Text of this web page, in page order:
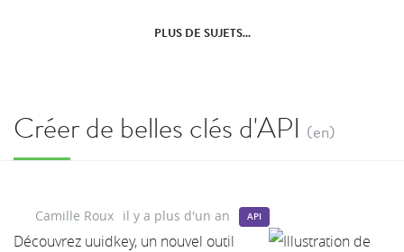
PLUS DE SUJETS...
Créer de belles clés d'API (en)
Camille Roux il y a plus d'un an API
Découvrez uuidkey, un nouvel outil